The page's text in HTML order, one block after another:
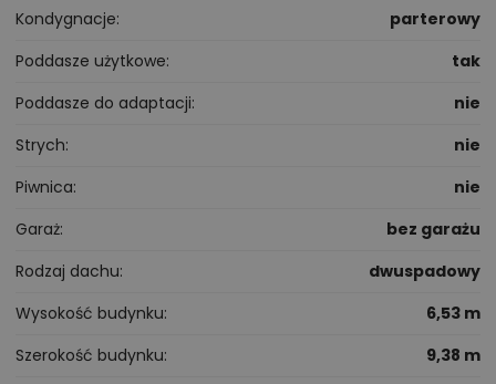
Kondygnacje
parterowy
Poddasze użytkowe
tak
Poddasze do adaptacji
nie
Strych
nie
Piwnica
nie
Garaż
bez garażu
Rodzaj dachu
dwuspadowy
Wysokość budynku
6,53 m
Szerokość budynku
9,38 m